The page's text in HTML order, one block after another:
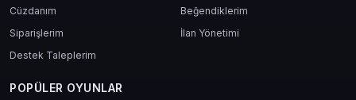
Cüzdanım
Beğendiklerim
Siparişlerim
İlan Yönetimi
Destek Taleplerim
POPÜLER OYUNLAR